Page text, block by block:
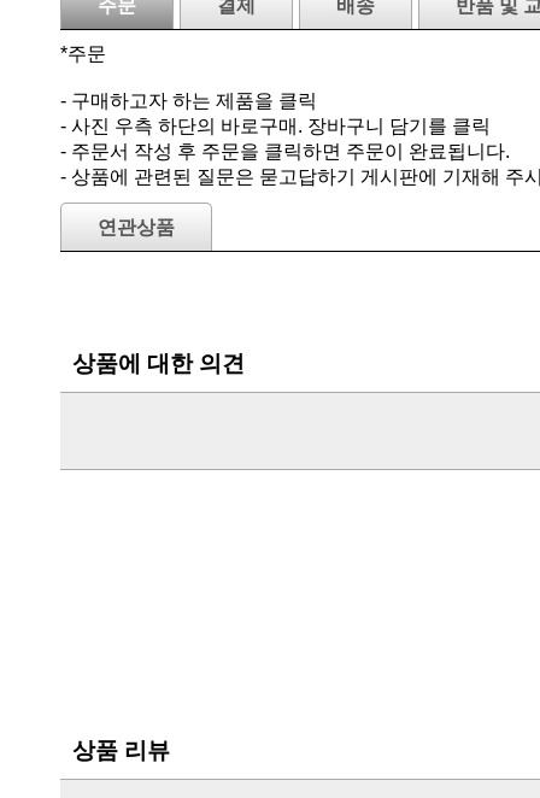
주문 결제 배송 반품 및
*주문
- 구매하고자 하는 제품을 클릭
- 사진 우측 하단의 바로구매. 장바구니 담기를 클릭
- 주문서 작성 후 주문을 클릭하면 주문이 완료됩니다.
- 상품에 관련된 질문은 묻고답하기 게시판에 기재해 주
연관상품
상품에 대한 의견
상품 리뷰